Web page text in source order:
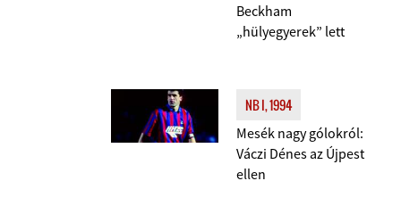
Beckham
„hülyegyerek” lett
NB I, 1994
Mesék nagy gólokról:
Váczi Dénes az Újpest
ellen